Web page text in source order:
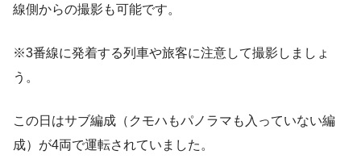
線側からの撮影も可能です。
※3番線に発着する列車や旅客に注意して撮影しましょ
う。
この日はサブ編成（クモハもパノラマも入っていない編
成）が4両で運転されていました。